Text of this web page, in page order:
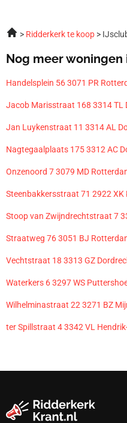
Ridderkerk te koop
Nog meer woningen
Handelsplein 56 3071 PR
Jacob Marisstraat 168 3314 TL
Jan Luykenstraat 11 3314 AL
Nagtegaalplaats 175 3312 AC
Onzenoord 7 3079 MD
Steenbakkersstraat 71 2922 XK
Stoop van Zwijndrechtstraat 7
Straatweg 76 3051 BJ
Vechtstraat 18 3313 GZ
Waterkers 6 3297 WS
Wilhelminastraat 22 3271 BZ
ter Spillstraat 4 3342 VL